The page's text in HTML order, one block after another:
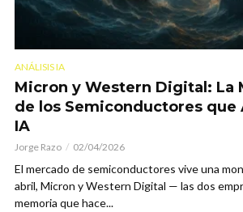
ANÁLISIS IA
Micron y Western Digital: La
de los Semiconductores que
IA
Jorge Razo 02/04/2026
El mercado de semiconductores vive una
abril, Micron y Western Digital — las dos
memoria que hace...